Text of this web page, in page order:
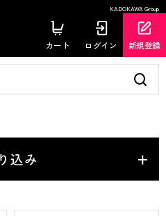
KADOKAWA Group
カート ログイン 新規登録
込み